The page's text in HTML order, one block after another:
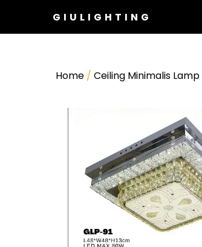
GIULIGHTING
Home / Ceiling Minimalis Lamp